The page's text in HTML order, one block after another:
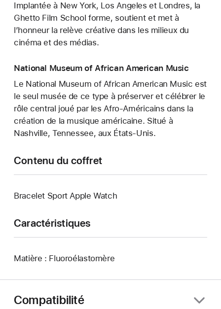
Implantée à New York, Los Angeles et Londres, la
Ghetto Film School forme, soutient et met à
l’honneur la relève créative dans les milieux du
cinéma et des médias.
National Museum of African American Music
Le National Museum of African American Music est
le seul musée de ce type à préserver et célébrer le
rôle central joué par les Afro-Américains dans la
création de la musique américaine. Situé à
Nashville, Tennessee, aux États-Unis.
Contenu du coffret
Bracelet Sport Apple Watch
Caractéristiques
Matière : Fluoroélastomère
Compatibilité